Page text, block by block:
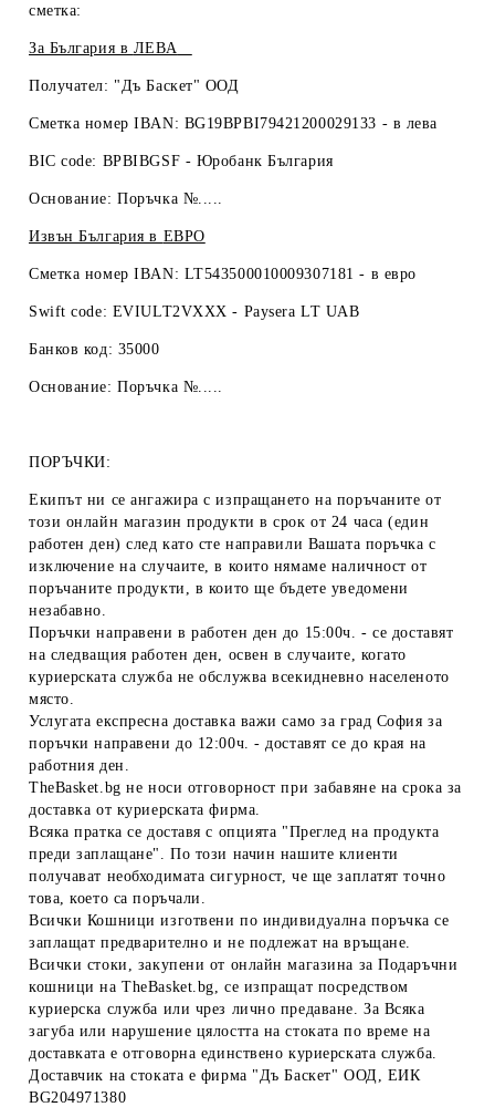
сметка:
За България в ЛЕВА
Получател: "Дъ Баскет" ООД
Сметка номер IBAN: BG19BPBI79421200029133 - в лева
BIC code: BPBIBGSF - Юробанк България
Основание: Поръчка №.....
Извън България в ЕВРО
Сметка номер IBAN: LT543500010009307181 - в евро
Swift code: EVIULT2VXXX - Paysera LT UAB
Банков код: 35000
Основание: Поръчка №.....
ПОРЪЧКИ:
Екипът ни се ангажира с изпращането на поръчаните от
този онлайн магазин продукти в срок от 24 часа (един
работен ден) след като сте направили Вашата поръчка с
изключение на случаите, в които нямаме наличност от
поръчаните продукти, в които ще бъдете уведомени
незабавно.
Поръчки направени в работен ден до 15:00ч. - се доставят
на следващия работен ден, освен в случаите, когато
куриерската служба не обслужва всекидневно населеното
място.
Услугата експресна доставка важи само за град София за
поръчки направени до 12:00ч. - доставят се до края на
работния ден.
TheBasket.bg не носи отговорност при забавяне на срока за
доставка от куриерската фирма.
Всяка пратка се доставя с опцията "Преглед на продукта
преди заплащане". По този начин нашите клиенти
получават необходимата сигурност, че ще заплатят точно
това, което са поръчали.
Всички Кошници изготвени по индивидуална поръчка се
заплащат предварително и не подлежат на връщане.
Всички стоки, закупени от онлайн магазина за Подаръчни
кошници на TheBasket.bg, се изпращат посредством
куриерска служба или чрез лично предаване. За Всяка
загуба или нарушение цялостта на стоката по време на
доставката е отговорна единствено куриерската служба.
Доставчик на стоката е фирма "Дъ Баскет" ООД, ЕИК
BG204971380